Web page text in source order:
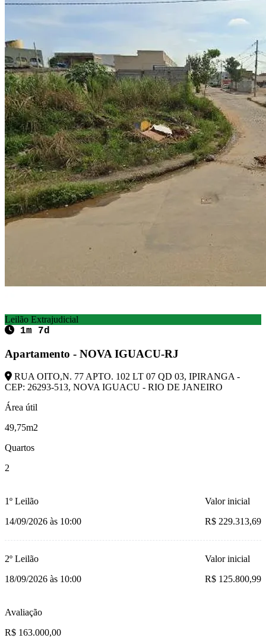
Leilão Extrajudicial
1m 7d
Apartamento - NOVA IGUACU-RJ
RUA OITO,N. 77 APTO. 102 LT 07 QD 03, IPIRANGA -
CEP: 26293-513, NOVA IGUACU - RIO DE JANEIRO
Área útil
49,75m2
Quartos
2
1º Leilão
14/09/2026 às 10:00
Valor inicial
R$ 229.313,69
2º Leilão
18/09/2026 às 10:00
Valor inicial
R$ 125.800,99
Avaliação
R$ 163.000,00